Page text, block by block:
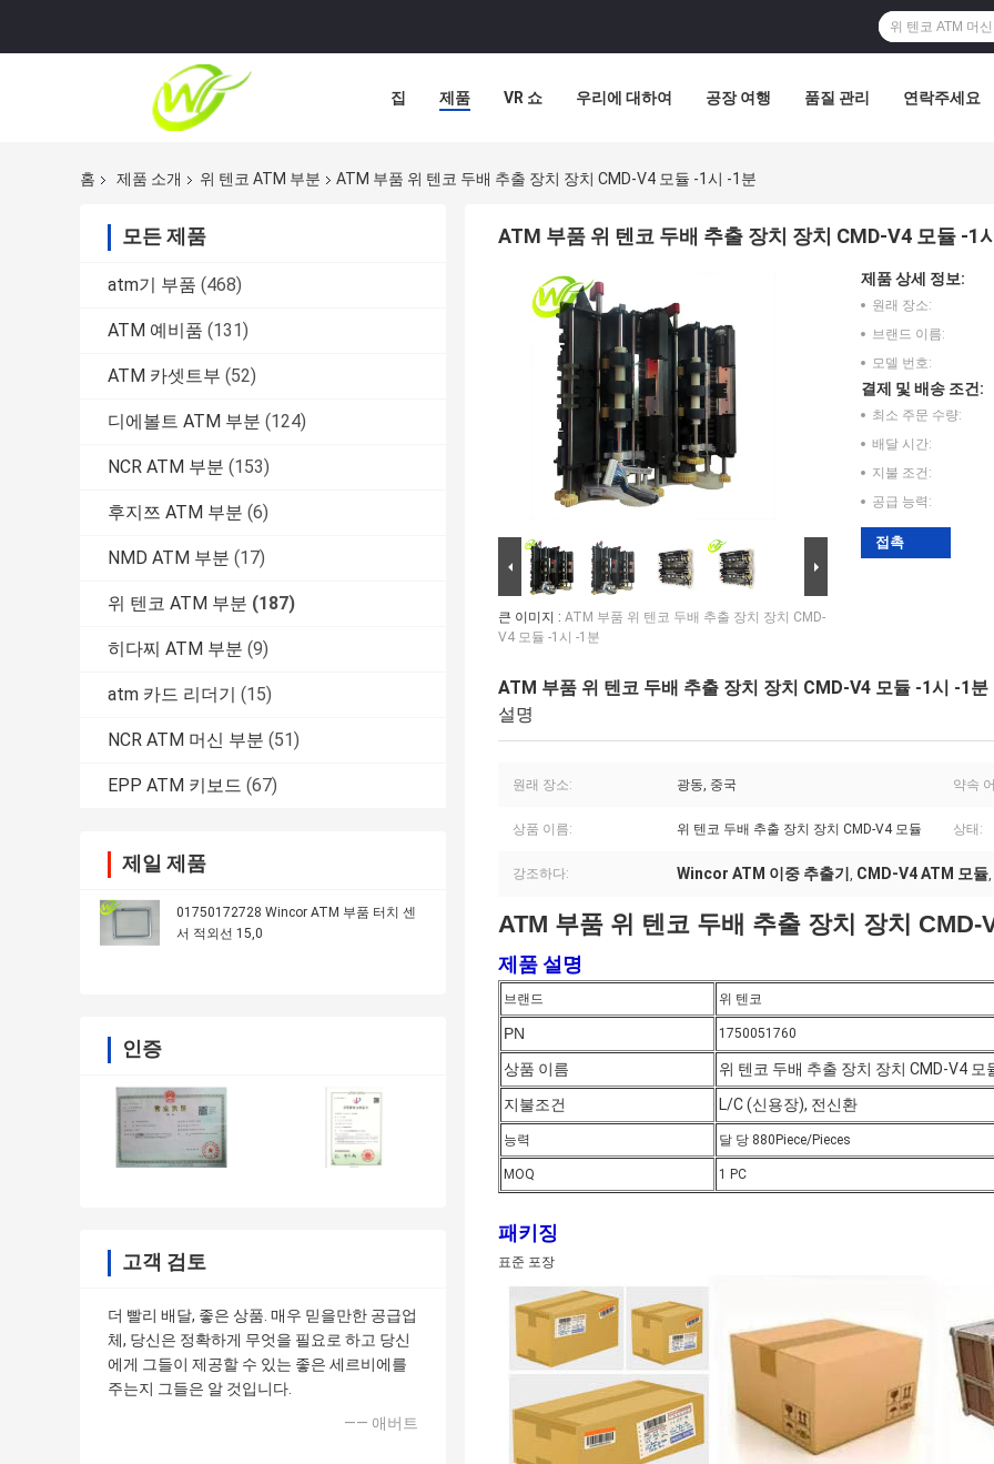
집 제품 VR 쇼 우리에 대하여 공장 여행 품질 관리 연락주세요
홈 제품 소개 위 텐코 ATM 부분 ATM 부품 위 텐코 두배 추출 장치 장치 CMD-V4 모듈 -1시 -1분
모든 제품
atm기 부품 (468)
ATM 예비품 (131)
ATM 카셋트부 (52)
디에볼트 ATM 부분 (124)
NCR ATM 부분 (153)
후지쯔 ATM 부분 (6)
NMD ATM 부분 (17)
위 텐코 ATM 부분 (187)
히다찌 ATM 부분 (9)
atm 카드 리더기 (15)
NCR ATM 머신 부분 (51)
EPP ATM 키보드 (67)
제일 제품
01750172728 Wincor ATM 부품 터치 센
서 적외선 15,0
인증
고객 검토
더 빨리 배달, 좋은 상품. 매우 믿을만한 공급업
체, 당신은 정확하게 무엇을 필요로 하고 당신
에게 그들이 제공할 수 있는 좋은 세르비에를
주는지 그들은 알 것입니다.
—— 애버트
ATM 부품 위 텐코 두배 추출 장치 장치 CMD-V4 모듈 -1
큰 이미지 : ATM 부품 위 텐코 두배 추출 장치 장치 CMD-
V4 모듈 -1시 -1분
제품 상세 정보:
원래 장소:
브랜드 이름:
모델 번호:
결제 및 배송 조건:
최소 주문 수량:
배달 시간:
지불 조건:
공급 능력:
접촉
ATM 부품 위 텐코 두배 추출 장치 장치 CMD-V4 모듈 -1시 -1분
설명
원래 장소: 광동, 중국 약속
상품 이름: 위 텐코 두배 추출 장치 장치 CMD-V4 모듈 상태:
강조하다: Wincor ATM 이중 추출기 , CMD-V4 ATM 모듈,
ATM 부품 위 텐코 두배 추출 장치 장치 CMD-
제품 설명
브랜드 위 텐코
PN 1750051760
상품 이름
위 텐코 두배 추출 장치 장치 CMD-V4 모
지불조건
L/C (신용장), 전신환
능력 달 당 880Piece/Pieces
MOQ 1 PC
패키징
표준 포장